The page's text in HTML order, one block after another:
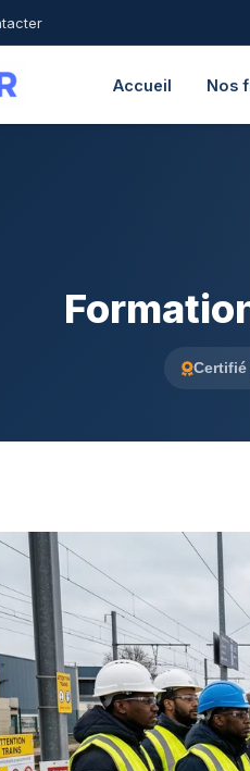
Accueil Nos